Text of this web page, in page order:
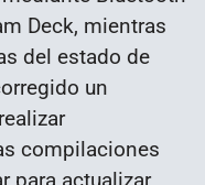
Deck, mientras
del estado de
un
compilaciones
para actualizar